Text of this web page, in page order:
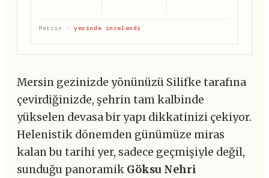
Mersin ·yerinde incelendi
Mersin gezinizde yönünüzü Silifke tarafına
çevirdiğinizde, şehrin tam kalbinde
yükselen devasa bir yapı dikkatinizi çekiyor.
Helenistik dönemden günümüze miras
kalan bu tarihi yer, sadece geçmişiyle değil,
sunduğu panoramik Göksu Nehri